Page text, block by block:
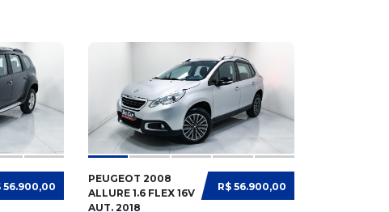
56.900,00 R$ 56.900,00
PEUGEOT 2008
ALLURE 1.6 FLEX 16V
AUT. 2018